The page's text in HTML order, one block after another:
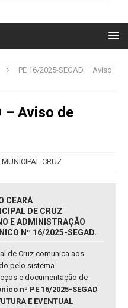
PE 16/2025-SEGAD – Aviso
– Aviso de
CRUZ
CEARÁ
DE CRUZ
E ADMINISTRAÇÃO
Nº 16/2025-SEGAD.
de Cruz comunica aos
pelo sistema
e documentação de
nº PE 16/2025-SEGAD
E EVENTUAL